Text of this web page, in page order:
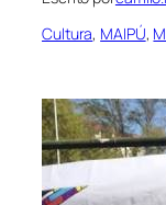
Cultura, MAIPÚ,